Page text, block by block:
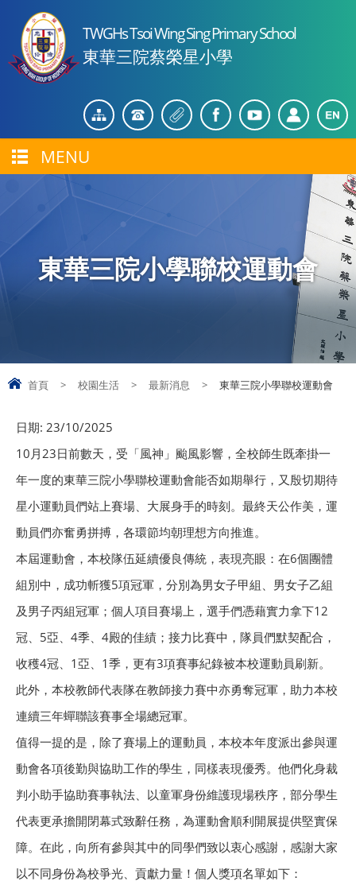
TWGHs Tsoi Wing Sing Primary School
東華三院蔡榮星小學
MENU
東華三院小學聯校運動會
首頁 > 校園生活 > 最新消息 > 東華三院小學聯校運動會
日期: 23/10/2025
10月23日前數天，受「風神」颱風影響，全校師生既牽掛一
年一度的東華三院小學聯校運動會能否如期舉行，又殷切期待
星小運動員們站上賽場、大展身手的時刻。最終天公作美，運
動員們亦奮勇拼搏，各環節均朝理想方向推進。
本屆運動會，本校隊伍延續優良傳統，表現亮眼：在6個團體
組別中，成功斬獲5項冠軍，分別為男女子甲組、男女子乙組
及男子丙組冠軍；個人項目賽場上，選手們憑藉實力拿下12
冠、5亞、4季、4殿的佳績；接力比賽中，隊員們默契配合，
收穫4冠、1亞、1季，更有3項賽事紀錄被本校運動員刷新。
此外，本校教師代表隊在教師接力賽中亦勇奪冠軍，助力本校
連續三年蟬聯該賽事全場總冠軍。
值得一提的是，除了賽場上的運動員，本校本年度派出參與運
動會各項後勤與協助工作的學生，同樣表現優秀。他們化身裁
判小助手協助賽事執法、以童軍身份維護現場秩序，部分學生
代表更承擔開閉幕式致辭任務，為運動會順利開展提供堅實保
障。在此，向所有參與其中的同學們致以衷心感謝，感謝大家
以不同身份為校爭光、貢獻力量！個人獎項名單如下：